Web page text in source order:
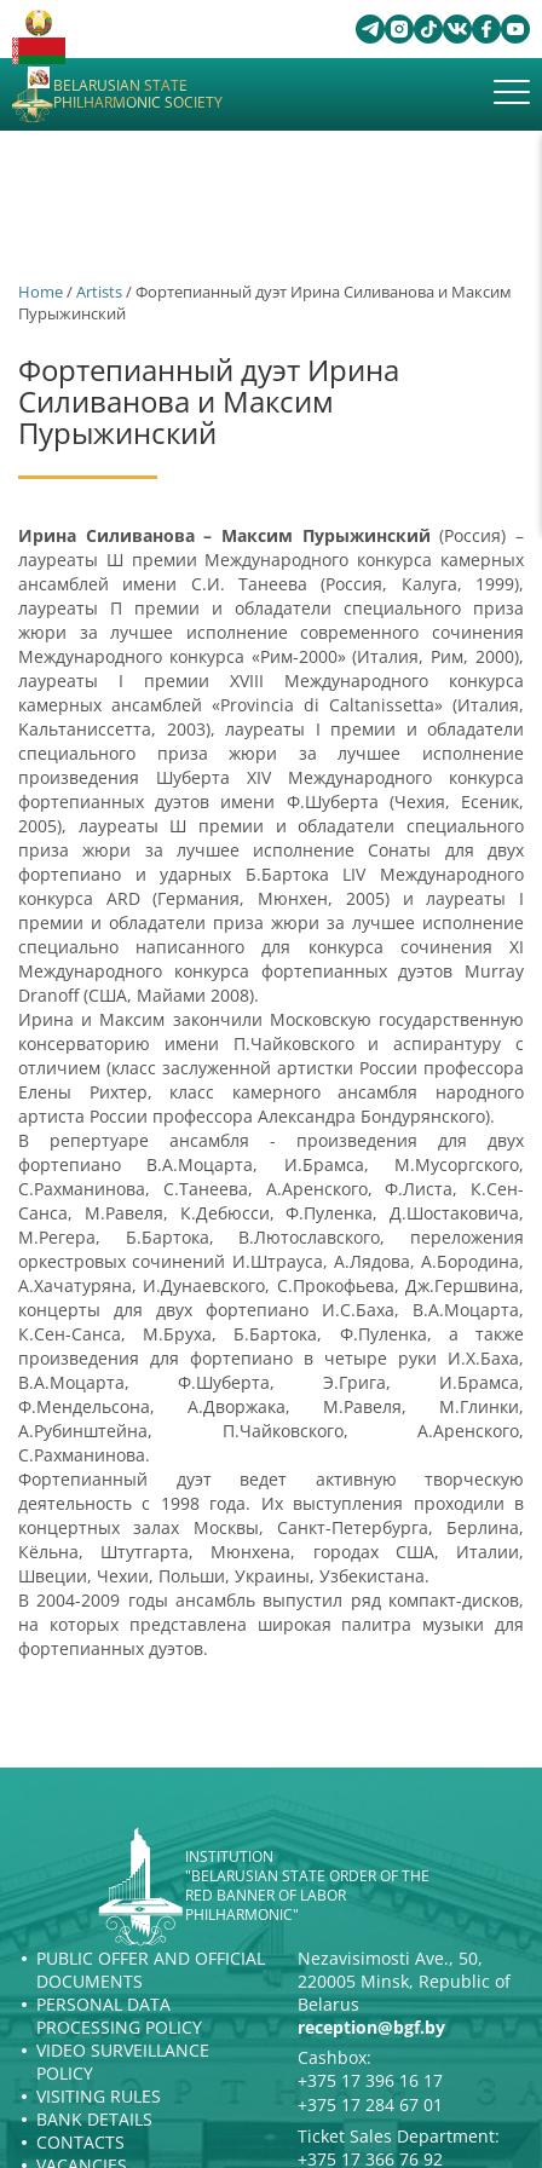
BELARUSIAN STATE
PHILHARMONIC SOCIETY
Home/Artists/ Фортепианный дуэт Ирина Силиванова и Максим
Пурыжинский
Фортепианный дуэт Ирина
Силиванова и Максим
Пурыжинский
Ирина Силиванова – Максим Пурыжинский (Россия) –
лауреаты Ш премии Международного конкурса камерных
ансамблей имени С.И. Танеева (Россия, Калуга, 1999),
лауреаты П премии и обладатели специального приза
жюри за лучшее исполнение современного сочинения
Международного конкурса «Рим-2000» (Италия, Рим, 2000),
лауреаты I премии XVIII Международного конкурса
камерных ансамблей «Provincia di Caltanissetta» (Италия,
Kальтаниссетта, 2003), лауреаты I премии и обладатели
специального приза жюри за лучшее исполнение
произведения Шуберта XIV Международного конкурса
фортепианных дуэтов имени Ф.Шуберта (Чехия, Есеник,
2005), лауреаты Ш премии и обладатели специального
приза жюри за лучшее исполнение Сонаты для двух
фортепиано и ударных Б.Бартока LIV Международного
конкурса ARD (Германия, Мюнхен, 2005) и лауреаты I
премии и обладатели приза жюри за лучшее исполнение
специально написанного для конкурса сочинения XI
Международного конкурса фортепианных дуэтов Murray
Dranoff (США, Майами 2008).
Ирина и Максим закончили Московскую государственную
консерваторию имени П.Чайковского и аспирантуру с
отличием (класс заслуженной артистки России профессора
Елены Рихтер, класс камерного ансамбля народного
артиста России профессора Александра Бондурянского).
В репертуаре ансамбля - произведения для двух
фортепиано В.А.Моцарта, И.Брамса, М.Мусоргского,
С.Рахманинова, С.Танеева, А.Аренского, Ф.Листа, К.Сен-
Санса, М.Равеля, К.Дебюсси, Ф.Пуленка, Д.Шостаковича,
М.Регера, Б.Бартока, В.Лютославского, переложения
оркестровых сочинений И.Штрауса, А.Лядова, А.Бородина,
А.Хачатуряна, И.Дунаевского, С.Прокофьева, Дж.Гершвина,
концерты для двух фортепиано И.С.Баха, В.А.Моцарта,
К.Сен-Санса, М.Бруха, Б.Бартока, Ф.Пуленка, а также
произведения для фортепиано в четыре руки И.Х.Баха,
В.А.Моцарта, Ф.Шуберта, Э.Грига, И.Брамса,
Ф.Мендельсона, А.Дворжака, М.Равеля, М.Глинки,
А.Рубинштейна, П.Чайковского, А.Аренского,
С.Рахманинова.
Фортепианный дуэт ведет активную творческую
деятельность с 1998 года. Их выступления проходили в
концертных залах Москвы, Санкт-Петербурга, Берлина,
Кёльна, Штутгарта, Мюнхена, городах США, Италии,
Швеции, Чехии, Польши, Украины, Узбекистана.
В 2004-2009 годы ансамбль выпустил ряд компакт-дисков,
на которых представлена широкая палитра музыки для
фортепианных дуэтов.
INSTITUTION
"BELARUSIAN STATE ORDER OF THE
RED BANNER OF LABOR
PHILHARMONIC"
PUBLIC OFFER AND OFFICIAL
DOCUMENTS
PERSONAL DATA
PROCESSING POLICY
VIDEO SURVEILLANCE
POLICY
VISITING RULES
BANK DETAILS
CONTACTS
Nezavisimosti Ave., 50,
220005 Minsk, Republic of
Belarus
reception@bgf.by
Cashbox:
+375 17 396 16 17
+375 17 284 67 01
Ticket Sales Department:
+375 17 366 76 92